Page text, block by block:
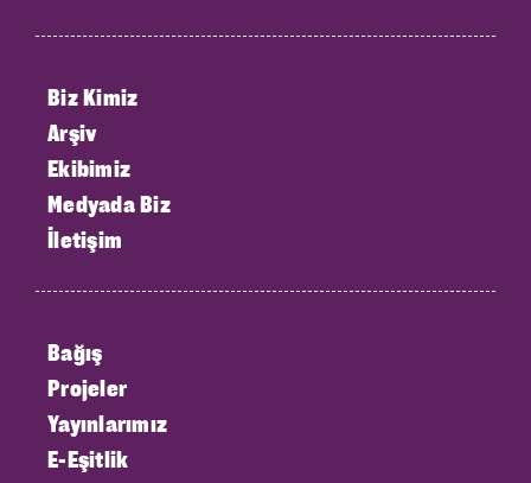
Biz Kimiz
Arşiv
Ekibimiz
Medyada Biz
İletişim
Bağış
Projeler
Yayınlarımız
E-Eşitlik